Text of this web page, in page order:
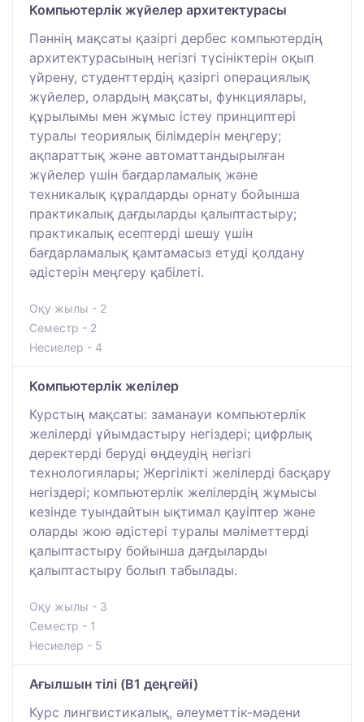
Компьютерлік жүйелер архитектурасы
Пәннің мақсаты қазіргі дербес компьютердің
архитектурасының негізгі түсініктерін оқып
үйрену, студенттердің қазіргі операциялық
жүйелер, олардың мақсаты, функциялары,
құрылымы мен жұмыс істеу принциптері
туралы теориялық білімдерін меңгеру;
ақпараттық және автоматтандырылған
жүйелер үшін бағдарламалық және
техникалық құралдарды орнату бойынша
практикалық дағдыларды қалыптастыру;
практикалық есептерді шешу үшін
бағдарламалық қамтамасыз етуді қолдану
әдістерін меңгеру қабілеті.
Оқу жылы - 2
Семестр - 2
Несиелер - 4
Компьютерлік желілер
Курстың мақсаты: заманауи компьютерлік
желілерді ұйымдастыру негіздері; цифрлық
деректерді беруді өңдеудің негізгі
технологиялары; Жергілікті желілерді басқару
негіздері; компьютерлік желілердің жұмысы
кезінде туындайтын ықтимал қауіптер және
оларды жою әдістері туралы мәліметтерді
қалыптастыру бойынша дағдыларды
қалыптастыру болып табылады.
Оқу жылы - 3
Семестр - 1
Несиелер - 5
Ағылшын тілі (B1 деңгейі)
Курс лингвистикалық, әлеуметтік-мәдени